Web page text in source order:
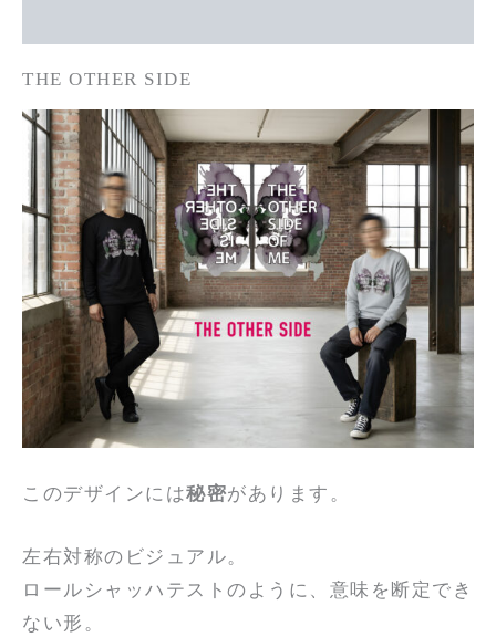
THE OTHER SIDE
このデザインには秘密があります。
左右対称のビジュアル。
ロールシャッハテストのように、意味を断定でき
ない形。